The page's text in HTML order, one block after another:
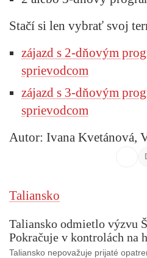
Stačí si len vybrať svoj
zájazd s 2-dňovým
sprievodcom
zájazd s 3-dňovým
sprievodcom
Autor: Ivana Kvetánová,
Taliansko
Taliansko odmietlo výzvu
Pokračuje v kontrolách na
Taliansko nepovažuje prijaté